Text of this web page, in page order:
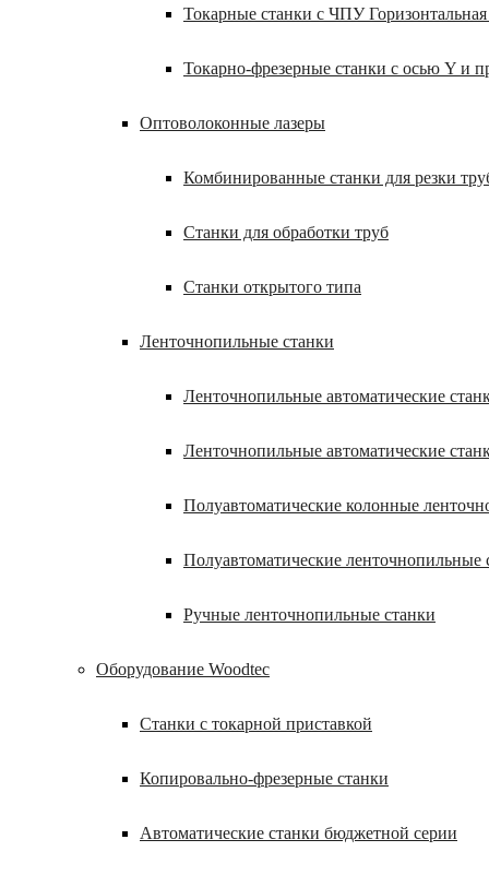
Токарные станки с ЧПУ
Токарно-фрезерные станки с осью Y и
Оптоволоконные лазеры
Комбинированные станки для резки
Станки для обработки труб
Станки открытого типа
Ленточнопильные станки
Ленточнопильные автоматические
Ленточнопильные автоматические
Полуавтоматические колонные
Полуавтоматические ленточнопильные
Ручные ленточнопильные станки
Оборудование Woodtec
Станки с токарной приставкой
Копировально-фрезерные станки
Автоматические станки бюджетной серии